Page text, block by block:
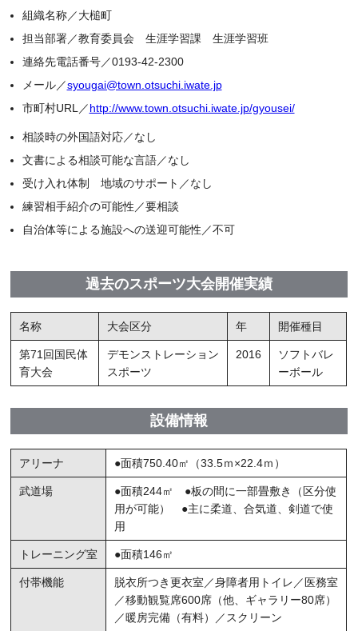
組織名称／大槌町
担当部署／教育委員会 生涯学習課 生涯学習班
連絡先電話番号／0193-42-2300
メール／syougai@town.otsuchi.iwate.jp
市町村URL／http://www.town.otsuchi.iwate.jp/gyousei/
相談時の外国語対応／なし
文書による相談可能な言語／なし
受け入れ体制 地域のサポート／なし
練習相手紹介の可能性／要相談
自治体等による施設への送迎可能性／不可
過去のスポーツ大会開催実績
名称 大会区分 年 開催種目
第71回国民体
育大会
デモンストレーション
スポーツ
2016
ソフトバレ
ーボール
設備情報
アリーナ ●面積750.40㎡（33.5ｍ×22.4ｍ）
武道場
●面積244㎡ ●板の間に一部畳敷き（区分使
用が可能） ●主に柔道、合気道、剣道で使
用
トレーニング室 ●面積146㎡
付帯機能
脱衣所つき更衣室／身障者用トイレ／医務室
／移動観覧席600席（他、ギャラリー80席）
／暖房完備（有料）／スクリーン